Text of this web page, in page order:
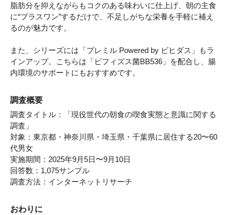
脂肪分を抑えながらもコクのある味わいに仕上げ、朝の主食
に“プラスワン”するだけで、不足しがちな栄養を手軽に補え
るのが魅力です。
また、シリーズには「プレミル Powered by ビヒダス」もラ
インアップ。こちらは「ビフィズス菌BB536」を配合し、腸
内環境のサポートにもおすすめです。
調査概要
調査タイトル：「現役世代の朝食の喫食実態と意識に関する
調査」
対象：東京都・神奈川県・埼玉県・千葉県に居住する20〜60
代男女
実施期間：2025年9月5日〜9月10日
回答数：1,075サンプル
調査方法：インターネットリサーチ
おわりに